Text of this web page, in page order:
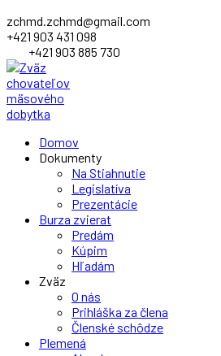
zchmd.zchmd@gmail.com
+421 903 431 098
+421 903 885 730
ProfileDomov
Dokumenty
Na Stiahnutie
Legislatíva
Prezentácie
Burza zvierat
Predám
Kúpim
Hľadám
Zväz
O nás
Prihláška za člena
Členské schôdze
Plemená